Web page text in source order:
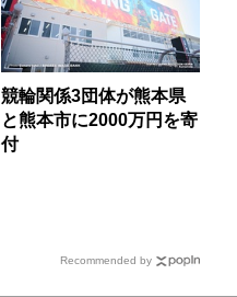
競輪関係3団体が熊本県
と熊本市に2000万円を寄
付
Recommended by